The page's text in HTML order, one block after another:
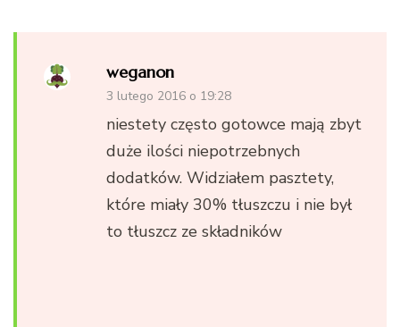
weganon
3 lutego 2016 o 19:28
niestety często gotowce mają zbyt
duże ilości niepotrzebnych
dodatków. Widziałem pasztety,
które miały 30% tłuszczu i nie był
to tłuszcz ze składników